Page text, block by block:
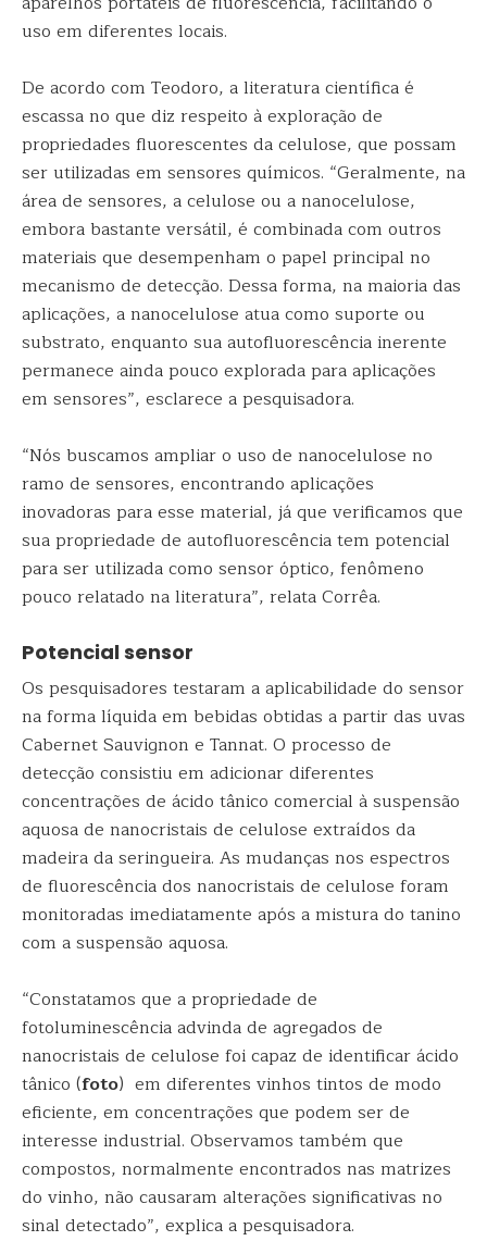
uso em diferentes locais.
De acordo com Teodoro, a literatura científica é
escassa no que diz respeito à exploração de
propriedades fluorescentes da celulose, que possam
ser utilizadas em sensores químicos. “Geralmente, na
área de sensores, a celulose ou a nanocelulose,
embora bastante versátil, é combinada com outros
materiais que desempenham o papel principal no
mecanismo de detecção. Dessa forma, na maioria das
aplicações, a nanocelulose atua como suporte ou
substrato, enquanto sua autofluorescência inerente
permanece ainda pouco explorada para aplicações
em sensores”, esclarece a pesquisadora.
“Nós buscamos ampliar o uso de nanocelulose no
ramo de sensores, encontrando aplicações
inovadoras para esse material, já que verificamos que
sua propriedade de autofluorescência tem potencial
para ser utilizada como sensor óptico, fenômeno
pouco relatado na literatura”, relata Corrêa.
Potencial sensor
Os pesquisadores testaram a aplicabilidade do sensor
na forma líquida em bebidas obtidas a partir das uvas
Cabernet Sauvignon e Tannat. O processo de
detecção consistiu em adicionar diferentes
concentrações de ácido tânico comercial à suspensão
aquosa de nanocristais de celulose extraídos da
madeira da seringueira. As mudanças nos espectros
de fluorescência dos nanocristais de celulose foram
monitoradas imediatamente após a mistura do tanino
com a suspensão aquosa.
“Constatamos que a propriedade de
fotoluminescência advinda de agregados de
nanocristais de celulose foi capaz de identificar ácido
tânico (foto) em diferentes vinhos tintos de modo
eficiente, em concentrações que podem ser de
interesse industrial. Observamos também que
compostos, normalmente encontrados nas matrizes
do vinho, não causaram alterações significativas no
sinal detectado”, explica a pesquisadora.